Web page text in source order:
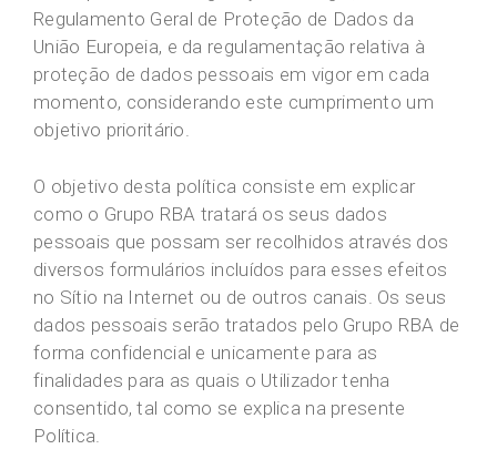
Regulamento Geral de Proteção de Dados da
União Europeia, e da regulamentação relativa à
proteção de dados pessoais em vigor em cada
momento, considerando este cumprimento um
objetivo prioritário.
O objetivo desta política consiste em explicar
como o Grupo RBA tratará os seus dados
pessoais que possam ser recolhidos através dos
diversos formulários incluídos para esses efeitos
no Sítio na Internet ou de outros canais. Os seus
dados pessoais serão tratados pelo Grupo RBA de
forma confidencial e unicamente para as
finalidades para as quais o Utilizador tenha
consentido, tal como se explica na presente
Política.